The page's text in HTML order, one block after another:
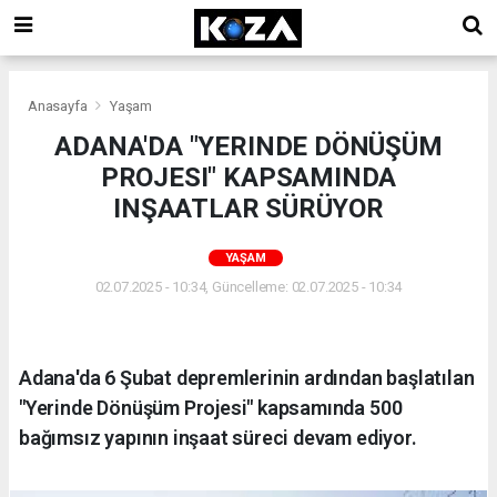
Anasayfa Yaşam
ADANA'DA "YERINDE DÖNÜŞÜM
PROJESI" KAPSAMINDA
INŞAATLAR SÜRÜYOR
YAŞAM
02.07.2025 - 10:34, Güncelleme: 02.07.2025 - 10:34
Adana'da 6 Şubat depremlerinin ardından başlatılan
"Yerinde Dönüşüm Projesi" kapsamında 500
bağımsız yapının inşaat süreci devam ediyor.